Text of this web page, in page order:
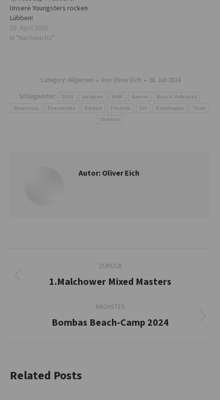
Unsere Youngsters rocken
Lübben!
25. April 2026
In "Nachwuchs"
Category: Allgemein Von Oliver Eich
28. Juli 2024
Schlagwörter:
2024 ballsport BAR Barnim Beach Volleyball
Beachcup Eberswalde Freizeit Freunde fun Karlshagen Team
Usedom
Autor:Oliver Eich
Kommentarnavigation
ZURÜCK
Vorheriger
1.Malchower Mixed Masters
NÄCHSTES
Nächster
Bombas Beach-Camp 2024
Related Posts